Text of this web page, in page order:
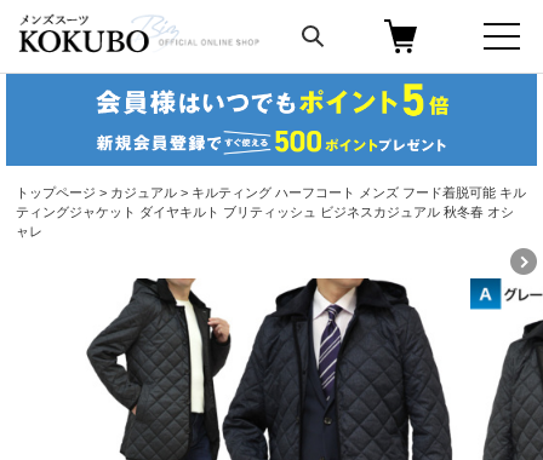
トップページ > カジュアル > キルティング ハーフコート メンズ フード着脱可能 キル
ティングジャケット ダイヤキルト ブリティッシュ ビジネスカジュアル 秋冬春 オシ
ャレ